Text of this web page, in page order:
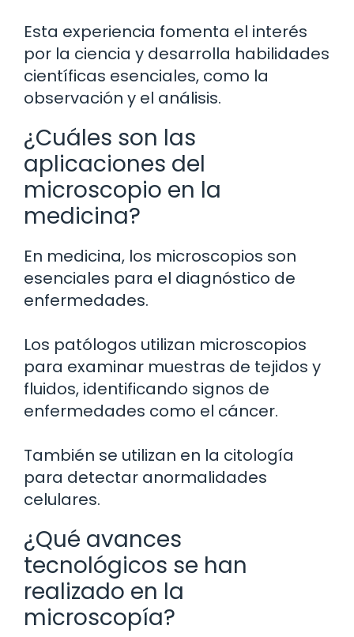
Esta experiencia fomenta el interés
por la ciencia y desarrolla habilidades
científicas esenciales, como la
observación y el análisis.
¿Cuáles son las
aplicaciones del
microscopio en la
medicina?
En medicina, los microscopios son
esenciales para el diagnóstico de
enfermedades.
Los patólogos utilizan microscopios
para examinar muestras de tejidos y
fluidos, identificando signos de
enfermedades como el cáncer.
También se utilizan en la citología
para detectar anormalidades
celulares.
¿Qué avances
tecnológicos se han
realizado en la
microscopía?